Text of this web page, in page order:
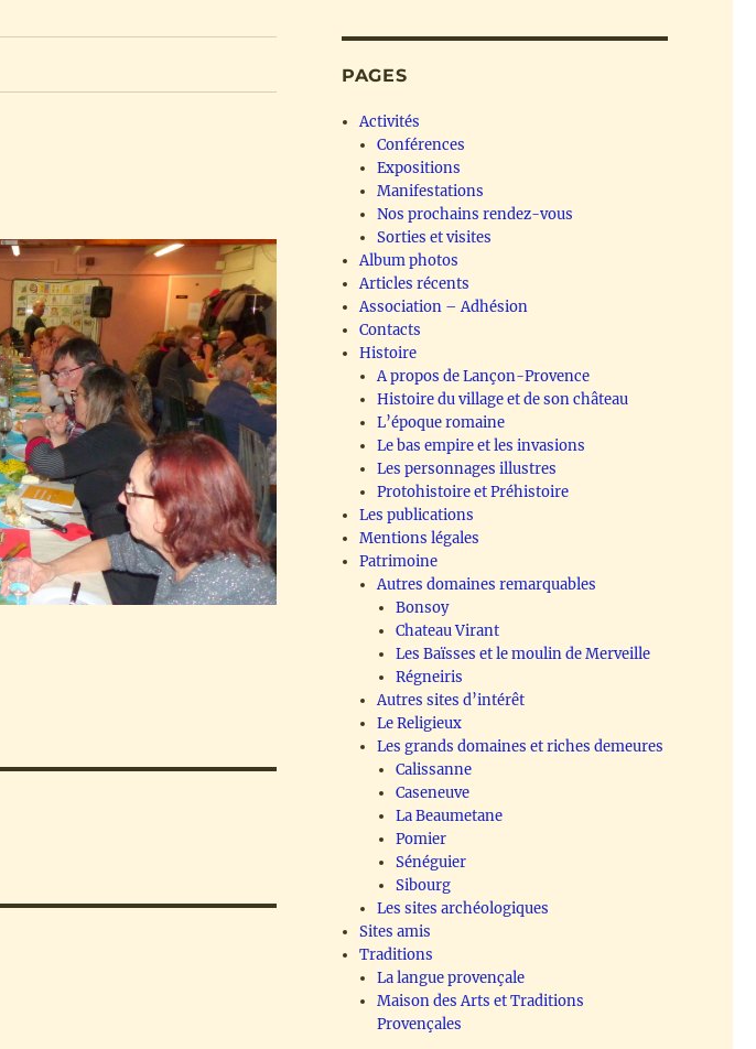
PAGES
Activités
Conférences
Expositions
Manifestations
Nos prochains rendez-vous
Sorties et visites
Album photos
Articles récents
Association – Adhésion
Contacts
Histoire
A propos de Lançon-Provence
Histoire du village et de son château
L’époque romaine
Le bas empire et les invasions
Les personnages illustres
Protohistoire et Préhistoire
Les publications
Mentions légales
Patrimoine
Autres domaines remarquables
Bonsoy
Chateau Virant
Les Baïsses et le moulin de Merveille
Régneiris
Autres sites d’intérêt
Le Religieux
Les grands domaines et riches demeures
Calissanne
Caseneuve
La Beaumetane
Pomier
Sénéguier
Sibourg
Les sites archéologiques
Sites amis
Traditions
La langue provençale
Maison des Arts et Traditions
Provençales